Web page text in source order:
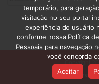
temporário, para
visitação no seu portal
experiência do usuário
conforme nossa Política
Pessoais para navegação
você concorda
Aceitar